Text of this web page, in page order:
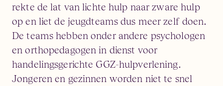
rekte de lat van lichte hulp naar zware hulp
op en liet de jeugdteams dus meer zelf doen.
De teams hebben onder andere psychologen
en orthopedagogen in dienst voor
handelingsgerichte GGZ-hulpverlening.
Jongeren en gezinnen worden niet te snel